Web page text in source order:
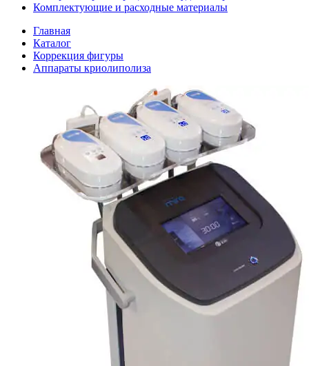
Комплектующие и расходные материалы
Главная
Каталог
Коррекция фигуры
Аппараты криолиполиза